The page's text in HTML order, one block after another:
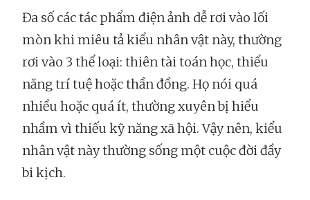
Đa số các tác phẩm điện ảnh dễ rơi vào lối
mòn khi miêu tả kiểu nhân vật này, thường
rơi vào 3 thể loại: thiên tài toán học, thiểu
năng trí tuệ hoặc thần đồng. Họ nói quá
nhiều hoặc quá ít, thường xuyên bị hiểu
nhầm vì thiếu kỹ năng xã hội. Vậy nên, kiểu
nhân vật này thường sống một cuộc đời đầy
bi kịch.